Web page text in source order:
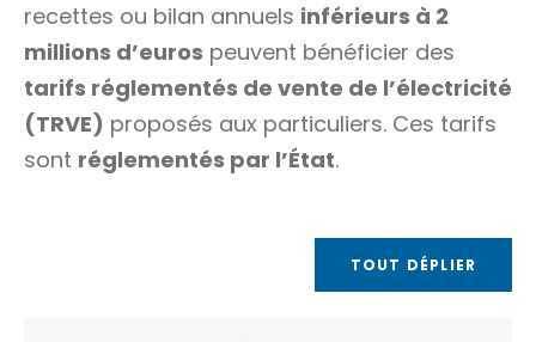
recettes ou bilan annuels inférieurs à 2
millions d’euros peuvent bénéficier des
tarifs réglementés de vente de l’électricité
(TRVE) proposés aux particuliers. Ces tarifs
sont réglementés par l’État.
TOUT DÉPLIER